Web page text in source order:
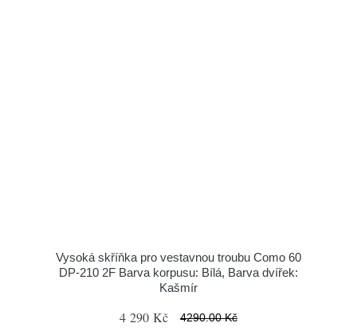
Vysoká skříňka pro vestavnou troubu Como 60
DP-210 2F Barva korpusu: Bílá, Barva dvířek:
Kašmír
4 290 Kč 4290.00 Kč